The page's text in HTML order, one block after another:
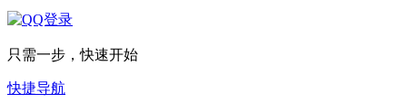
只需一步，快速开始
快捷导航